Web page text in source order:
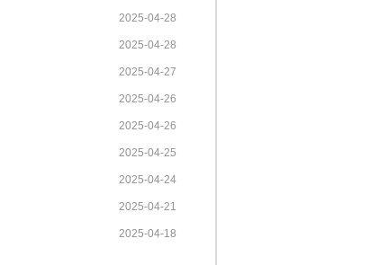
2025-04-28
2025-04-28
2025-04-27
2025-04-26
2025-04-26
2025-04-25
2025-04-24
2025-04-21
2025-04-18